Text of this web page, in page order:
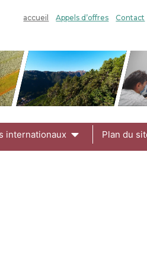
accueil Appels d’offres Contact
internationaux Plan du